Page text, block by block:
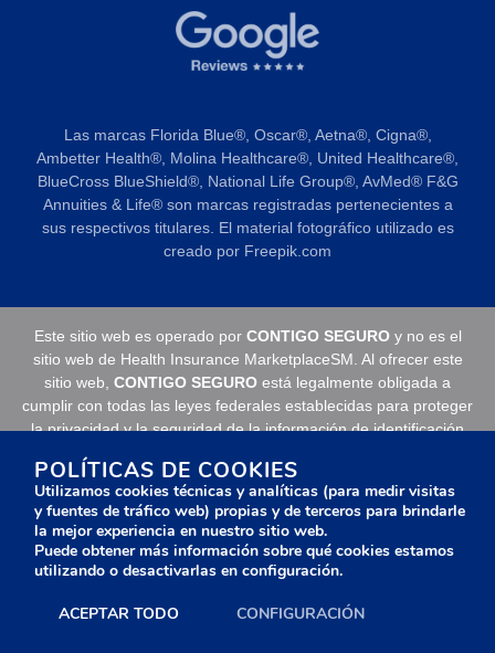
Las marcas Florida Blue®️, Oscar®️, Aetna®️, Cigna®️,
Ambetter Health®️, Molina Healthcare®️, United Healthcare®️,
BlueCross BlueShield®️, National Life Group®️, AvMed®️ F&G
Annuities & Life®️ son marcas registradas pertenecientes a
sus respectivos titulares. El material fotográfico utilizado es
creado por Freepik.com
Este sitio web es operado por CONTIGO SEGUROy no es el
sitio web de Health Insurance MarketplaceSM. Al ofrecer este
sitio web, CONTIGO SEGURO está legalmente obligada a
cumplir con todas las leyes federales establecidas para proteger
la privacidad y la seguridad de la información de identificación
Es posible que este sitio web no muestre todos los datos de los
Planes de Salud Calificados (QHP) que usted puede seleccionar
en su estado a través del sitio web del Mercado de Seguros
Médicos MarketplaceSM. Para ver todos los datos disponibles
Mercado de Seguros MédicosSM en HealthCare.gov Health
POLÍTICAS DE COOKIES
Utilizamos cookies técnicas y analíticas (para medir visitas
y fuentes de tráfico web) propias y de terceros para brindarle
la mejor experiencia en nuestro sitio web.
Puede obtener más información sobre qué cookies estamos
utilizando o desactivarlas en configuración.
ACEPTAR TODO CONFIGURACIÓN